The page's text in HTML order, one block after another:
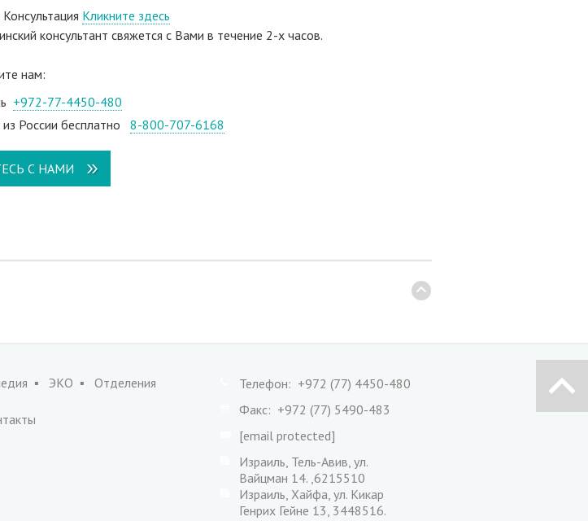
Кликните здесь
консультант свяжeтся с Вами в течение 2-х часов.
нам:
+972-77-4450-480
России бесплатно 8-800-707-6168
С НАМИ
ЭКО Отделения
Телефон: +972 (77) 4450-480
Факс: +972 (77) 5490-483
[email protected]
Израиль, Тель-Авив, ул.
Вайцман 14. ,6215510
Израиль, Хайфа, ул. Кикар
Генрих Гейне 13, 3448516.